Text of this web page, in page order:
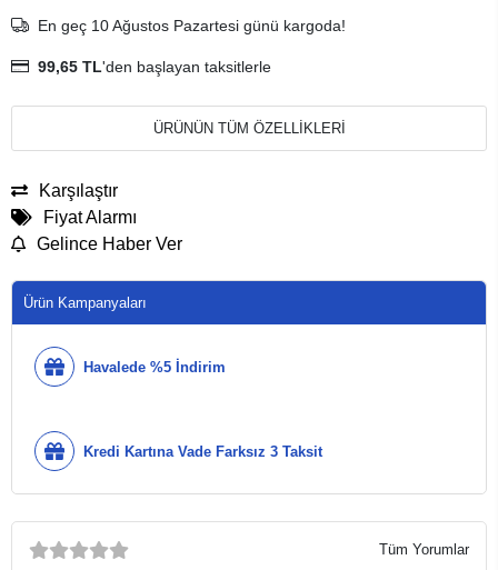
En geç 10 Ağustos Pazartesi günü kargoda!
99,65 TL'den başlayan taksitlerle
ÜRÜNÜN TÜM ÖZELLİKLERİ
Karşılaştır
Fiyat Alarmı
Gelince Haber Ver
Ürün Kampanyaları
Havalede %5 İndirim
Kredi Kartına Vade Farksız 3 Taksit
Tüm Yorumlar